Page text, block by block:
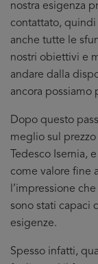
nostra esigenza
contattato, quindi
anche tutte le
nostri obiettivi e
andare dalla
ancora possiamo
Dopo questo
meglio sul
Tedesco Isernia,
come valore fine
l’impressione
sono stati capaci
esigenze.
Spesso infatti,